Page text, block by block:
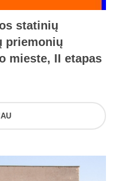
statinių
priemonių
mieste, II etapas